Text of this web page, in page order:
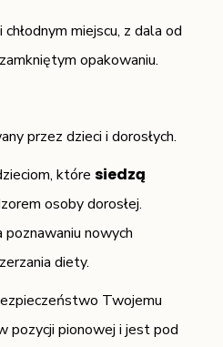
miejscu, z dala od
opakowaniu.
przez dzieci i dorosłych.
które siedzą
osoby dorosłej.
nowych
diety.
Twojemu
pozycji pionowej i jest pod